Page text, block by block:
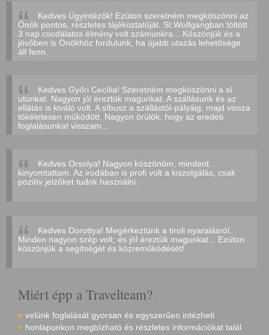
Kedves Ügyintézők! Ezúton szeretném megköszönni az
Önök pontos, részletes tájékoztatóját. St.Wolfgangban töltött
3 nap csodálatos élmény volt számunkra ...Köszönjük és a
jövőben is Önökhöz fordulunk, ha újabb utazás lehetősége
áll fenn.
Kedves Győri Cecília! Szeretném megköszönni a sí
utunkat. Nagyon jól éreztük magunkat. A szállásunk és az
ellátás is kiváló volt. A síbusz a szállástól-pályáig, majd vissza
tökéletesen működött. Nagyon örülök, hogy az eredeti
foglalásunkat visszam...
Kedves Orsolya! Nagyon köszönöm, mindent
kinyomtattam. Az irodában is profi volt a kiszolgálás, csak
pozitív jelzőket tudok használni.
Kedves Dorottya! Megérkeztünk a tiroli nyaralásról.
Minden nagyon szép volt, és jól éreztük magunkat... Ezúton
köszönjük a segítségét és közreműködését!
Miért épp a Travelteam?
velünk foglalását gyorsan és egyszerűen intézheti
honlapunkon megbízható és részletes információkat talál